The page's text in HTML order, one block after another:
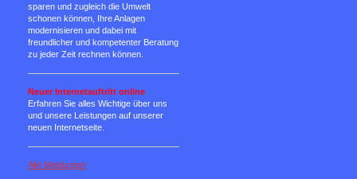
sparen und zugleich die Umwelt
schonen können, Ihre Anlagen
modernisieren und dabei mit
freundlicher und kompetenter Beratung
zu jeder Zeit rechnen können.
Neuer Internetauftritt online
Erfahren Sie alles Wichtige über uns
und unsere Leistungen auf unserer
neuen Internetseite.
Alle Meldungen